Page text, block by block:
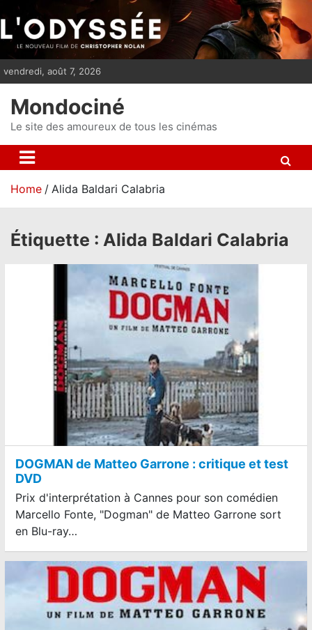
i
p
n
t
vendredi, août 7, 2026
Mondociné
Le site des amoureux de tous les cinémas
Home Alida Baldari Calabria
Étiquette : Alida Baldari Calabria
DOGMAN de Matteo Garrone : critique et test
DVD
Prix d'interprétation à Cannes pour son comédien
Marcello Fonte, "Dogman" de Matteo Garrone sort
en Blu-ray…